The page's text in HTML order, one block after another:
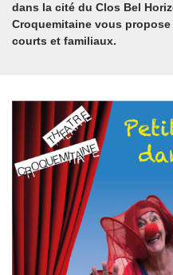
dans la cité du Clos Bel
Croquemitaine vous propose
courts et familiaux.